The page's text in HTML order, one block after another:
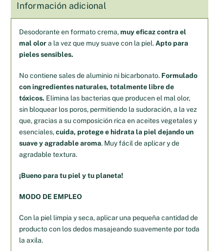
Información adicional
Desodorante en formato crema,muy eficaz contra el
mal olora la vez que muy suave con la piel. Apto para
pieles sensibles.
No contiene sales de aluminio ni bicarbonato. Formulado
con ingredientes naturales, totalmente libre de
tóxicos. Elimina las bacterias que producen el mal olor,
sin bloquear los poros, permitiendo la sudoración, a la vez
que, gracias a su composición rica en aceites vegetales y
esenciales,cuida, protege e hidrata la piel dejando un
suave y agradable aroma. Muy fácil de aplicar y de
agradable textura.
¡Bueno para tu piel y tu planeta!
MODO DE EMPLEO
Con la piel limpia y seca, aplicar una pequeña cantidad de
producto con los dedos masajeando suavemente por toda
la axila.